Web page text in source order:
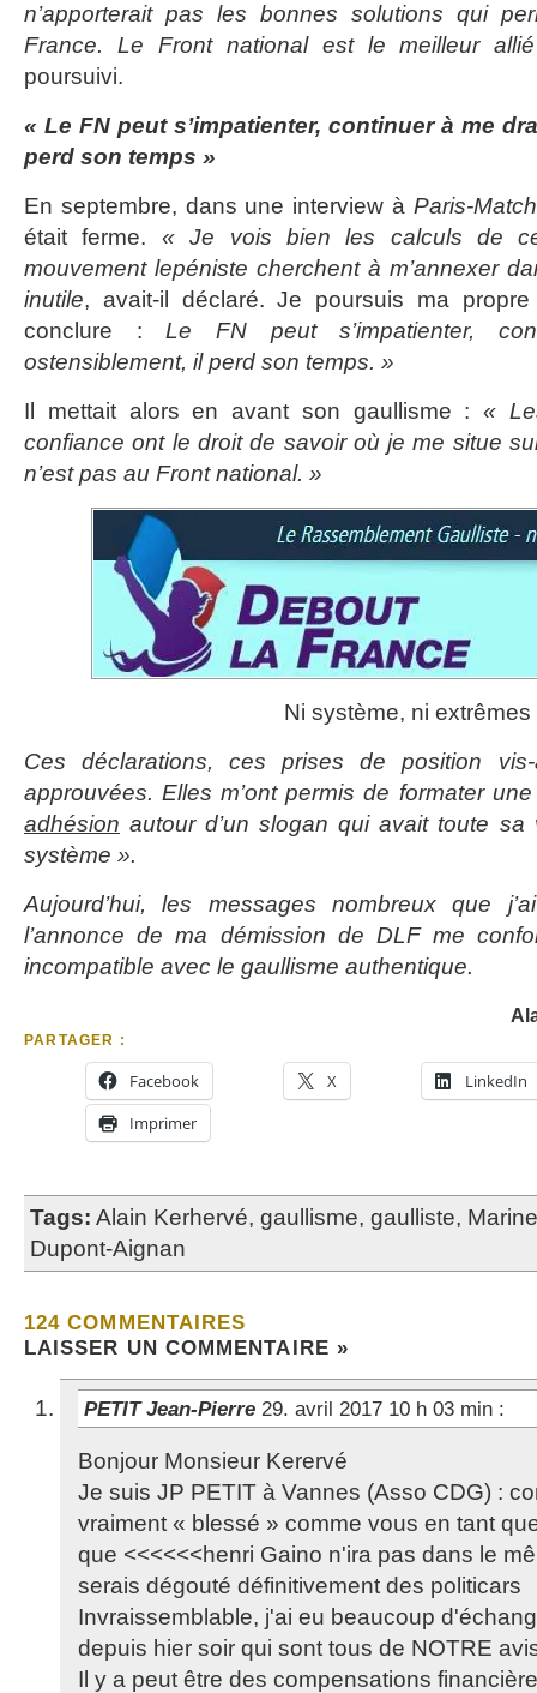
n’apporterait pas les bonnes solutions qui
France. Le Front national est le meilleur
poursuivi.
« Le FN peut s’impatienter, continuer à me
perd son temps »
En septembre, dans une interview à Paris-Match
était ferme. « Je vois bien les calculs de
mouvement lepéniste cherchent à m’annexer
inutile, avait-il déclaré. Je poursuis ma
conclure :Le FN peut s’impatienter,
ostensiblement, il perd son temps. »
Il mettait alors en avant son gaullisme : «
confiance ont le droit de savoir où je me situe
n’est pas au Front national. »
Ni système, ni extrêmes
Ces déclarations, ces prises de position
approuvées. Elles m’ont permis de formater
adhésion autour d’un slogan qui avait toute
système ».
Aujourd’hui, les messages nombreux que
l’annonce de ma démission de DLF me
incompatible avec le gaullisme authentique.
PARTAGER :
Facebook X
LinkedIn
Imprimer
Tags: Alain Kerhervé, gaullisme, gaulliste,
Dupont-Aignan
124 COMMENTAIRES
LAISSER UN COMMENTAIRE »
PETIT Jean-Pierre 29. avril 2017 10 h 03 min :
Bonjour Monsieur Kerervé
Je suis JP PETIT à Vannes (Asso CDG) :
vraiment « blessé » comme vous en tant
que <<<<<<henri Gaino n'ira pas dans le
serais dégouté définitivement des politicars
Invraissemblable, j'ai eu beaucoup
depuis hier soir qui sont tous de NOTRE
Il y a peut être des compensations